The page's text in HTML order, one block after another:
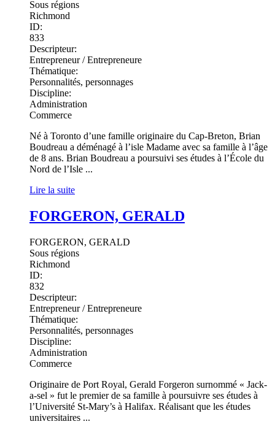
Sous régions
Richmond
ID:
833
Descripteur:
Entrepreneur / Entrepreneure
Thématique:
Personnalités, personnages
Discipline:
Administration
Commerce
Né à Toronto d’une famille originaire du Cap-Breton, Brian
Boudreau a déménagé à l’isle Madame avec sa famille à l’âge
de 8 ans. Brian Boudreau a poursuivi ses études à l’École du
Nord de l’Isle ...
Lire la suite
FORGERON, GERALD
FORGERON, GERALD
Sous régions
Richmond
ID:
832
Descripteur:
Entrepreneur / Entrepreneure
Thématique:
Personnalités, personnages
Discipline:
Administration
Commerce
Originaire de Port Royal, Gerald Forgeron surnommé « Jack-
a-sel » fut le premier de sa famille à poursuivre ses études à
l’Université St-Mary’s à Halifax. Réalisant que les études
universitaires ...